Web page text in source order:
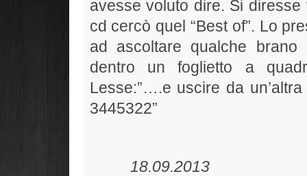
avesse voluto dire. Si
cd cercò quel “Best of”. Lo
ad ascoltare qualche
dentro un foglietto a
Lesse:”….e uscire da
3445322”